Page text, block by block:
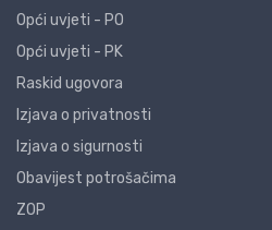
Opći uvjeti - PO
Opći uvjeti - PK
Raskid ugovora
Izjava o privatnosti
Izjava o sigurnosti
Obavijest potrošačima
ZOP